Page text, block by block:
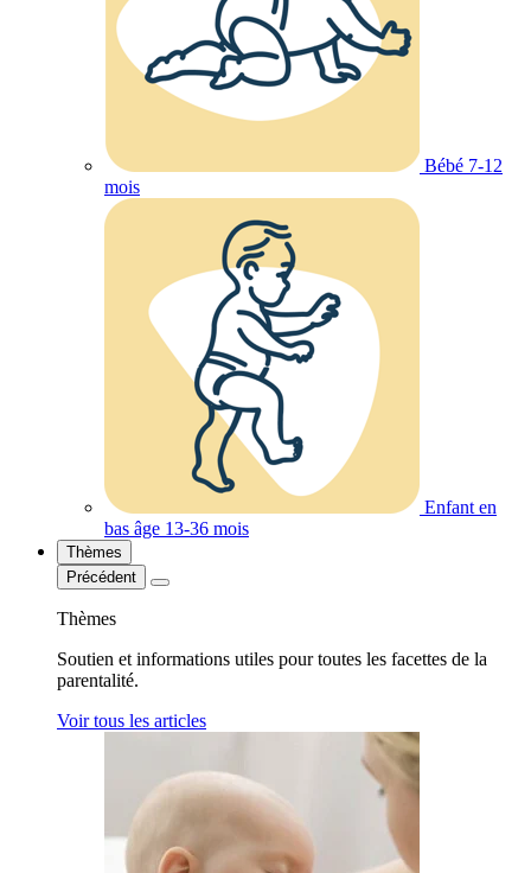
Bébé 7-12
mois
Enfant en
bas âge 13-36 mois
Thèmes
Précédent
Thèmes
Soutien et informations utiles pour toutes les facettes de la
parentalité.
Voir tous les articles